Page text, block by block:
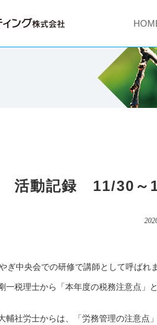
活動記録 11/30～
ぎ中央会での研修で講師として呼ばれ
一税理士から「本年度の税務注意点」
輔社労士からは、「労務管理の注意点